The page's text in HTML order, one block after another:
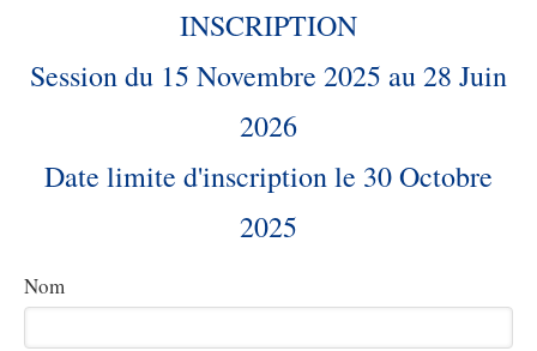
INSCRIPTION
Session du 15 Novembre 2025 au 28 Juin
2026
Date limite d'inscription le 30 Octobre
2025
Nom